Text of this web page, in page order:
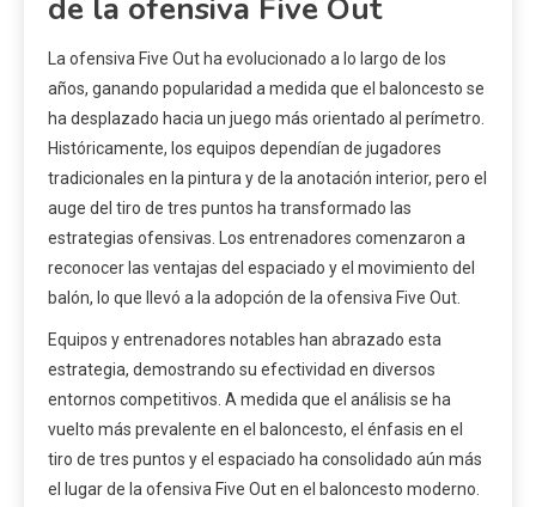
de la ofensiva Five Out
La ofensiva Five Out ha evolucionado a lo largo de los
años, ganando popularidad a medida que el baloncesto se
ha desplazado hacia un juego más orientado al perímetro.
Históricamente, los equipos dependían de jugadores
tradicionales en la pintura y de la anotación interior, pero el
auge del tiro de tres puntos ha transformado las
estrategias ofensivas. Los entrenadores comenzaron a
reconocer las ventajas del espaciado y el movimiento del
balón, lo que llevó a la adopción de la ofensiva Five Out.
Equipos y entrenadores notables han abrazado esta
estrategia, demostrando su efectividad en diversos
entornos competitivos. A medida que el análisis se ha
vuelto más prevalente en el baloncesto, el énfasis en el
tiro de tres puntos y el espaciado ha consolidado aún más
el lugar de la ofensiva Five Out en el baloncesto moderno.